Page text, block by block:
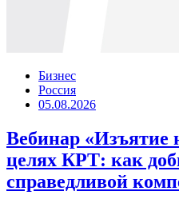
Бизнес
Россия
05.08.2026
Вебинар «Изъятие
целях КРТ: как
справедливой